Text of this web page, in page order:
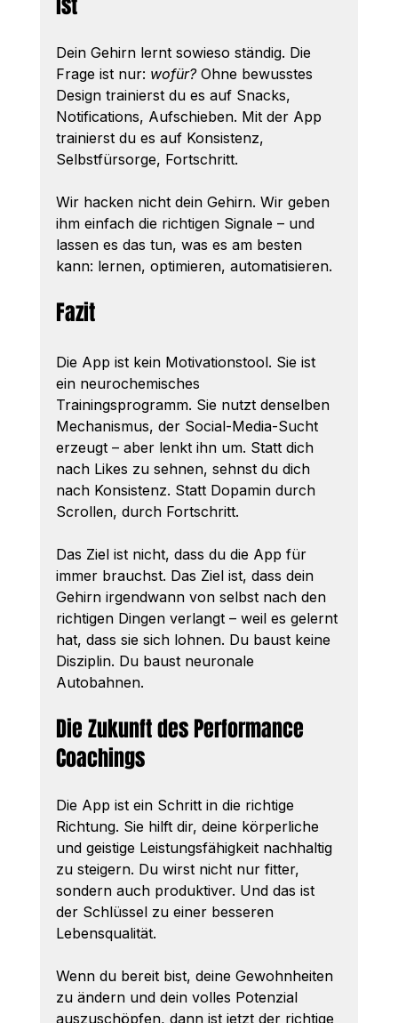
Dein Gehirn lernt sowieso ständig. Die
Frage ist nur: wofür? Ohne bewusstes
Design trainierst du es auf Snacks,
Notifications, Aufschieben. Mit der App
trainierst du es auf Konsistenz,
Selbstfürsorge, Fortschritt.
Wir hacken nicht dein Gehirn. Wir geben
ihm einfach die richtigen Signale – und
lassen es das tun, was es am besten
kann: lernen, optimieren, automatisieren.
Fazit
Die App ist kein Motivationstool. Sie ist
ein neurochemisches
Trainingsprogramm. Sie nutzt denselben
Mechanismus, der Social-Media-Sucht
erzeugt – aber lenkt ihn um. Statt dich
nach Likes zu sehnen, sehnst du dich
nach Konsistenz. Statt Dopamin durch
Scrollen, durch Fortschritt.
Das Ziel ist nicht, dass du die App für
immer brauchst. Das Ziel ist, dass dein
Gehirn irgendwann von selbst nach den
richtigen Dingen verlangt – weil es gelernt
hat, dass sie sich lohnen. Du baust keine
Disziplin. Du baust neuronale
Autobahnen.
Die Zukunft des Performance
Coachings
Die App ist ein Schritt in die richtige
Richtung. Sie hilft dir, deine körperliche
und geistige Leistungsfähigkeit nachhaltig
zu steigern. Du wirst nicht nur fitter,
sondern auch produktiver. Und das ist
der Schlüssel zu einer besseren
Lebensqualität.
Wenn du bereit bist, deine Gewohnheiten
zu ändern und dein volles Potenzial
auszuschöpfen, dann ist jetzt der richtige